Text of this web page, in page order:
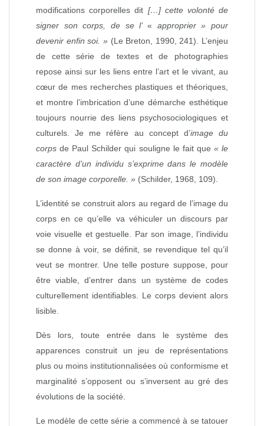
modifications corporelles dit […] cette volonté de
signer son corps, de se l’ « approprier » pour
devenir enfin soi. »(Le Breton, 1990, 241). L’enjeu
de cette série de textes et de photographies
repose ainsi sur les liens entre l’art et le vivant, au
cœur de mes recherches plastiques et théoriques,
et montre l’imbrication d’une démarche esthétique
toujours nourrie des liens psychosociologiques et
culturels. Je me réfère au concept d’image du
corps de Paul Schilder qui souligne le fait que «le
caractère d’un individu s’exprime dans le modèle
de son image corporelle . » (Schilder, 1968, 109).
L’identité se construit alors au regard de l’image du
corps en ce qu’elle va véhiculer un discours par
voie visuelle et gestuelle. Par son image, l’individu
se donne à voir, se définit, se revendique tel qu’il
veut se montrer. Une telle posture suppose, pour
être viable, d’entrer dans un système de codes
culturellement identifiables. Le corps devient alors
lisible.
Dès lors, toute entrée dans le système des
apparences construit un jeu de représentations
plus ou moins institutionnalisées où conformisme et
marginalité s’opposent ou s’inversent au gré des
évolutions de la société.
Le modèle de cette série a commencé à se tatouer